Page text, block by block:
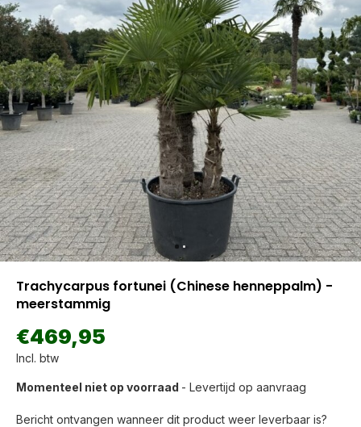
Trachycarpus fortunei (Chinese henneppalm) -
meerstammig
€469,95
Incl. btw
Momenteel niet op voorraad - Levertijd op aanvraag
Bericht ontvangen wanneer dit product weer leverbaar is?